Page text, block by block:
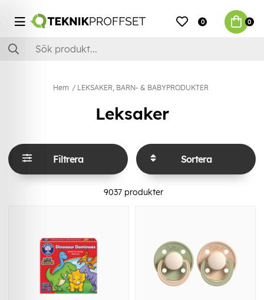
0 0
Hem LEKSAKER, BARN- & BABYPRODUKTER
Leksaker
Filtrera Sortera
9037produkter